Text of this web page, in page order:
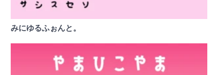
みにゆるふぉんと。